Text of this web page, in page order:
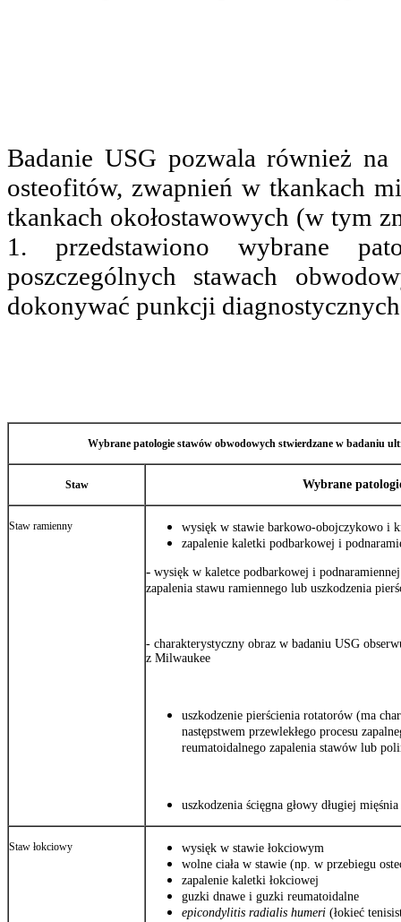
Badanie USG pozwala również na
osteofitów, zwapnień w tkankach
tkankach okołostawowych (w tym
1. przedstawiono wybrane
poszczególnych stawach
dokonywać punkcji
Wybrane patologie stawów obwodowych stwierdzane w badaniu
Staw Wybrane
Staw ramienny
wysięk w stawie barkowo-obojczykowo i
zapalenie kaletki podbarkowej i
- wysięk w kaletce podbarkowej i
zapalenia stawu ramiennego lub uszkodzenia
- charakterystyczny obraz w badaniu USG
z Milwaukee
uszkodzenie pierścienia rotatorów (ma
następstwem przewlekłego procesu
reumatoidalnego zapalenia stawów lub
uszkodzenia ścięgna głowy długiej
Staw łokciowy
wysięk w stawie łokciowym
wolne ciała w stawie (np. w przebiegu
zapalenie kaletki łokciowej
guzki dnawe i guzki reumatoidalne
epicondylitis radialis humeri (łokieć